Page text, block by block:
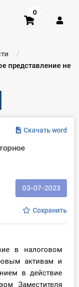
0
представление не
Скачать word
03-07-2023
Сохранить
в налоговом
активам и
в действие
Заместителя